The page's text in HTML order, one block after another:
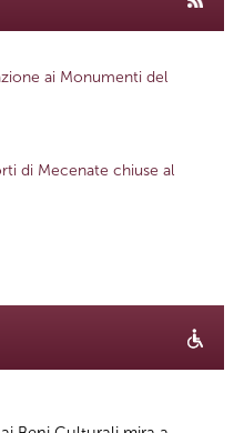
ai Monumenti del
di Mecenate chiuse al